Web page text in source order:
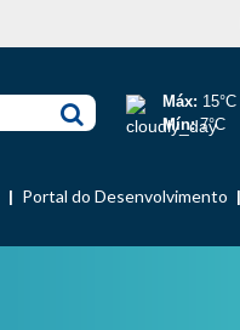
Máx: 15°C
Mín:7°C
Portal do Desenvolvimento